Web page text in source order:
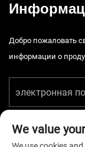
Добро пожаловать
информации о
We value